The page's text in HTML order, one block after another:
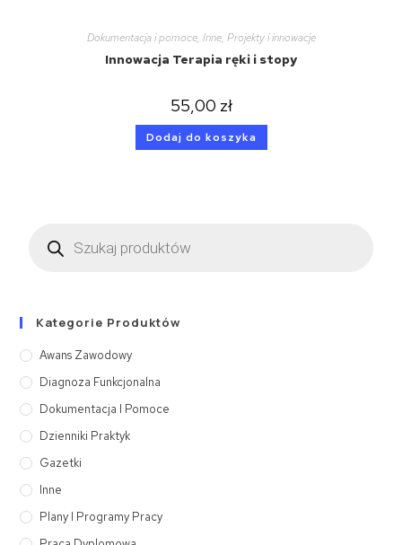
Dokumentacja i pomoce, Inne, Projekty i innowacje
Innowacja Terapia ręki i stopy
55,00 zł
Dodaj do koszyka
Kategorie Produktów
Awans Zawodowy
Diagnoza Funkcjonalna
Dokumentacja I Pomoce
Dzienniki Praktyk
Gazetki
Inne
Plany I Programy Pracy